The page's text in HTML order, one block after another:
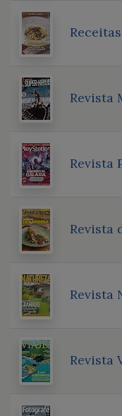
Revista
Revista
Revista
Revista
Revista